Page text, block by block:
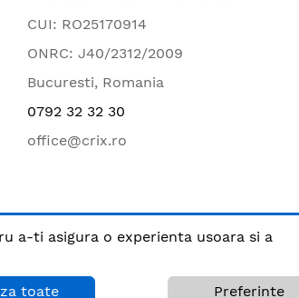
CUI: RO25170914
ONRC: J40/2312/2009
Bucuresti, Romania
0792 32 32 30
office@crix.ro
a-ti asigura o experienta usoara si a
toate Preferinte